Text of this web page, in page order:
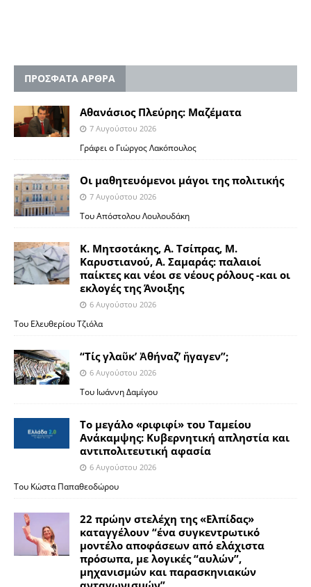
ΠΡΟΣΦΑΤΑ ΑΡΘΡΑ
Αθανάσιος Πλεύρης: Μαζέματα
7 Αυγούστου 2026
Γράφει ο Γιώργος Λακόπουλος
Οι μαθητευόμενοι μάγοι της πολιτικής
7 Αυγούστου 2026
Του Απόστολου Λουλουδάκη
Κ. Μητσοτάκης, Α. Τσίπρας, Μ.
Καρυστιανού, Α. Σαμαράς: παλαιοί
παίκτες και νέοι σε νέους ρόλους -και οι
εκλογές της Άνοιξης
6 Αυγούστου 2026
Του Ελευθερίου Τζιόλα
“Τίς γλαῦκ’ Ἀθήναζ’ ἤγαγεν”;
6 Αυγούστου 2026
Του Ιωάννη Δαμίγου
Το μεγάλο «ριφιφί» του Ταμείου
Ανάκαμψης: Κυβερνητική απληστία και
αντιπολιτευτική αφασία
6 Αυγούστου 2026
Του Κώστα Παπαθεοδώρου
22 πρώην στελέχη της «Ελπίδας»
καταγγέλουν “ένα συγκεντρωτικό
μοντέλο αποφάσεων από ελάχιστα
πρόσωπα, με λογικές “αυλών”,
μηχανισμών και παρασκηνιακών